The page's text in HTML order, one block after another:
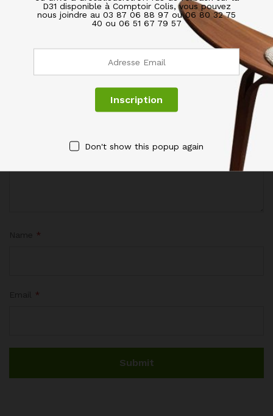
BE THE FIRST TO REVIEW “TABOURET DE BAR
FRIENDS PLIABLE AVEC DOSSIER ”
Votre adresse de messagerie ne sera pas publiée. Les
champs obligatoires sont indiqués avec
Votre évaluation de ce produit
*
*
D31 disponible à Comptoir Colis, vous pouvez
nous joindre au 03 87 06 88 97 ou 06 80 32 75
40 ou 06 51 67 79 57
Don't show this popup again